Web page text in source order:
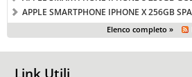
Elenco completo »
Link Utili